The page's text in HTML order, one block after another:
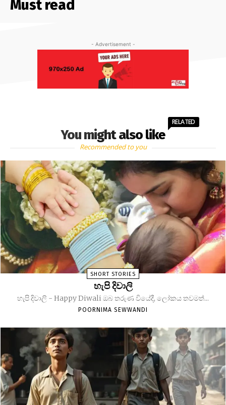
Must read
- Advertisement -
You might also like
RELATED
Recommended to you
SHORT STORIES
හැපි දිවාලි
හැපි දිවාලි - Happy Diwali ඔබ තරුණ වියේදී, ලෝකය තවමත්...
POORNIMA SEWWANDI